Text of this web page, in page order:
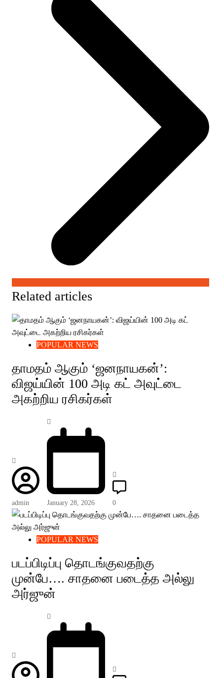
Related articles
POPULAR NEWS
தாமதம் ஆகும் ‘ஜனநாயகன்’:
விஜய்யின் 100 அடி கட் அவுட்டை
அகற்றிய ரசிகர்கள்
admin January 28, 2026 0
POPULAR NEWS
படப்பிடிப்பு தொடங்குவதற்கு
முன்பே…. சாதனை படைத்த அல்லு
அர்ஜுன்